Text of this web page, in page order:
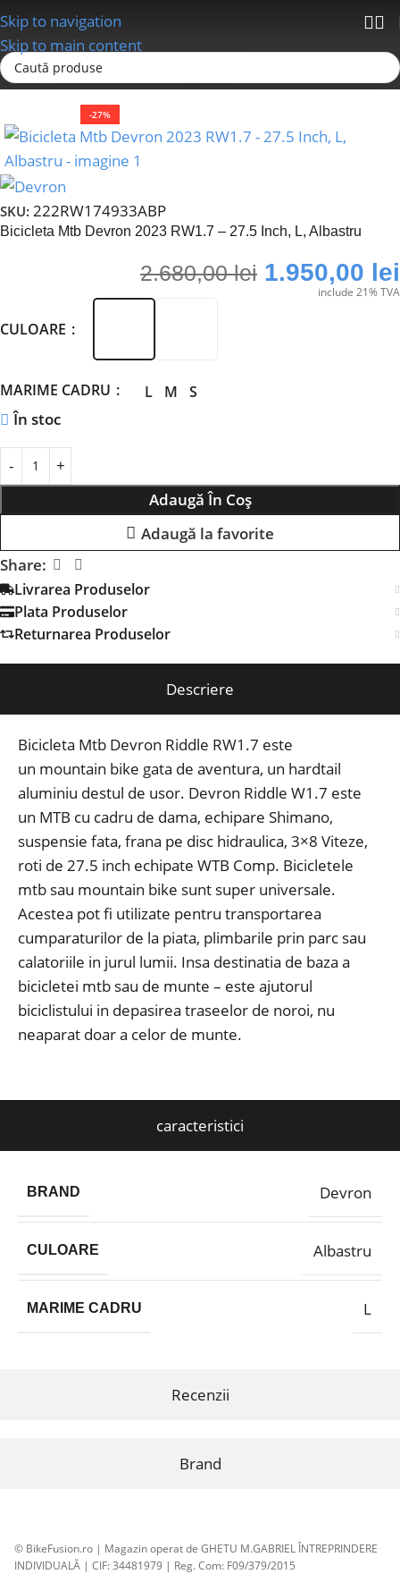
Skip to navigation
Skip to main content
Prima pagină
-27%
SKU: 222RW174933ABP
Bicicleta Mtb Devron 2023 RW1.7 – 27.5 Inch, L, Albastru
2.680,00lei 1.950,00 lei
include 21% TVA
CULOARE
MARIME CADRU L M S
În stoc
Adaugă În Coș
Adaugă la favorite
Share:
Livrarea Produselor
Plata Produselor
Returnarea Produselor
Descriere
Bicicleta Mtb Devron Riddle RW1.7 este
un mountain bike gata de aventura, un hardtail
aluminiu destul de usor. Devron Riddle W1.7 este
un MTB cu cadru de dama, echipare Shimano,
suspensie fata, frana pe disc hidraulica, 3×8 Viteze,
roti de 27.5 inch echipate WTB Comp. Bicicletele
mtb sau mountain bike sunt super universale.
Acestea pot fi utilizate pentru transportarea
cumparaturilor de la piata, plimbarile prin parc sau
calatoriile in jurul lumii. Insa destinatia de baza a
bicicletei mtb sau de munte – este ajutorul
biciclistului in depasirea traseelor de noroi, nu
neaparat doar a celor de munte.
caracteristici
Recenzii
Brand
BRAND Devron
CULOARE Albastru
MARIME CADRU L
© BikeFusion.ro | Magazin operat de GHETU M.GABRIEL ÎNTREPRINDERE
INDIVIDUALĂ | CIF: 34481979 | Reg. Com: F09/379/2015